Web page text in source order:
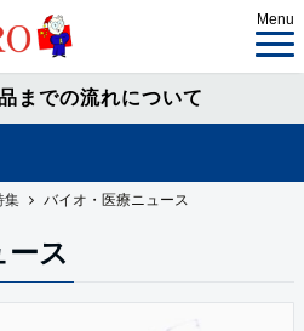
Menu
までの流れについて
集 バイオ・医療ニュース
ス